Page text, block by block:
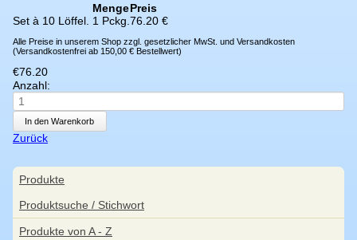
MengePreis
Set à 10 Löffel. 1 Pckg. 76.20 €
Alle Preise in unserem Shop zzgl. gesetzlicher MwSt. und Versandkosten
(Versandkostenfrei ab 150,00 € Bestellwert)
€76.20
Anzahl:
Zurück
Navigation
überspringen
Produkte
Produktsuche / Stichwort
Produkte von A - Z